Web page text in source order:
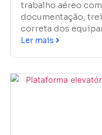
trabalho aéreo
documentação,
correta dos
Ler mais